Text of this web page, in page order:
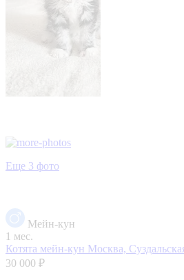
Еще 3 фото
Мейн-кун
1 мес.
Котята мейн-кун Москва,
30 000 ₽